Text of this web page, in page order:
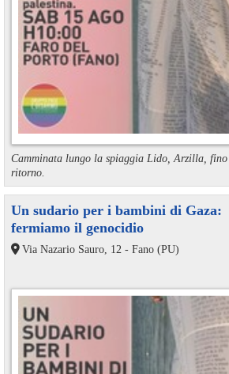
Camminata lungo la spiaggia Lido, Arzilla,
ritorno.
Un sudario per i bambini di Gaza:
fermiamo il genocidio
Via Nazario Sauro, 12 - Fano (PU)